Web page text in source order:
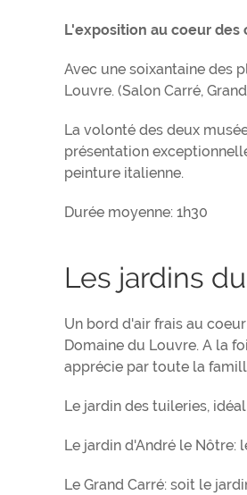
L'exposition au coeur des
Avec une soixantaine des
Louvre. (Salon Carré,
La volonté des deux
présentation
peinture italienne.
Durée moyenne: 1h30
Les jardins
Un bord d'air frais au
Domaine du Louvre. A la
apprécie par toute la
Le jardin des tuileries,
Le jardin d'André le Nôtre:
Le Grand Carré: soit le